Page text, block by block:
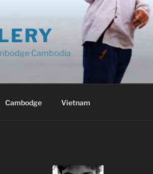
Cambodia
Cambodge Vietnam